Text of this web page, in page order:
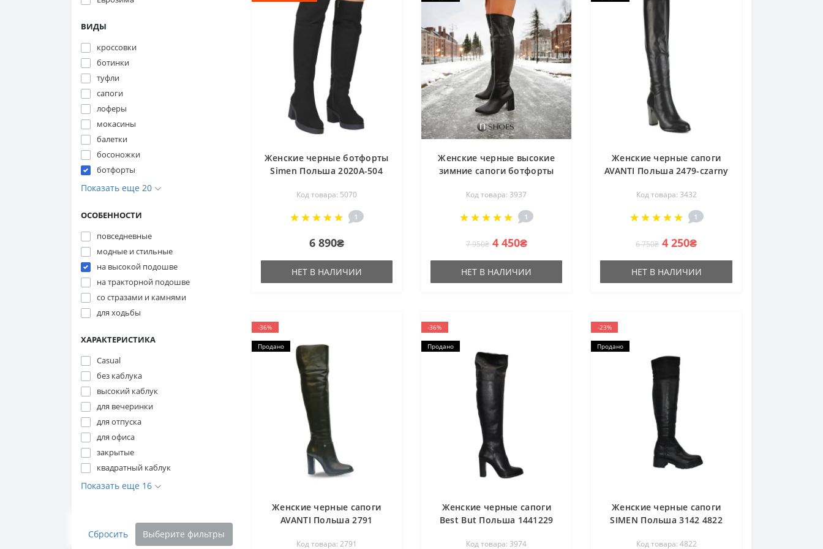
ВИДЫ
кроссовки
ботинки
туфли
сапоги
лоферы
мокасины
балетки
босоножки
ботфорты
Показать еще 20
ОСОБЕННОСТИ
повседневные
модные и стильные
на высокой подошве
на тракторной подошве
со стразами и камнями
для ходьбы
ХАРАКТЕРИСТИКА
Casual
без каблука
высокий каблук
для вечеринки
для отпуска
для офиса
закрытые
квадратный каблук
Показать еще 16
Сбросить Выберите фильтры
Женские черные ботфорты
Simen Польша 2020A-504
Код товара: 5070
1
6 890₴
НЕТ В НАЛИЧИИ
Женские черные высокие
зимние сапоги ботфорты
натуральной кожи с
утеплением из
натуральной шерсти от
Код товара: 3937
1
7 950₴ 4 450₴
НЕТ В НАЛИЧИИ
Женские черные сапоги
AVANTI Польша 2479-czarny
Код товара: 3432
1
6 750₴ 4 250₴
НЕТ В НАЛИЧИИ
-36%
Продано
Женские черные сапоги
AVANTI Польша 2791
Код товара: 2791
-36%
Продано
Женские черные сапоги
Best But Польша 1441229
Код товара: 3974
-23%
Продано
Женские черные сапоги
SIMEN Польша 3142 4822
Код товара: 4822